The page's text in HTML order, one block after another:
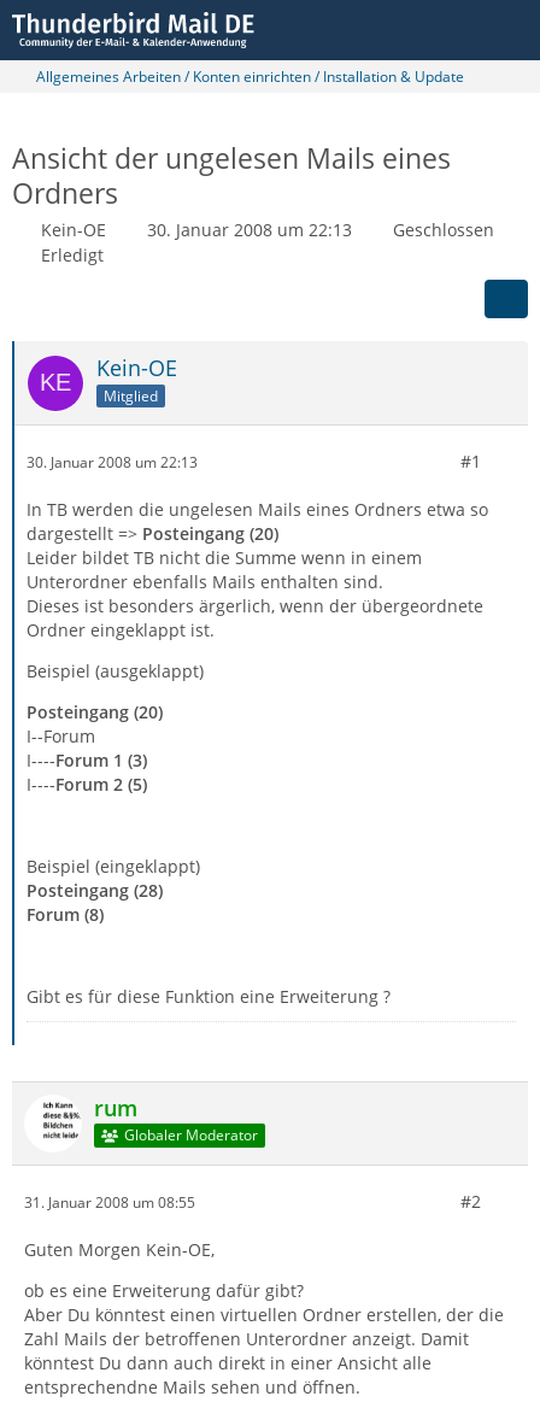
Allgemeines Arbeiten / Konten einrichten / Installation & Update
Ansicht der ungelesen Mails eines
Ordners
Kein-OE 30. Januar 2008 um 22:13
Geschlossen
Erledigt
Kein-OE
Mitglied
30. Januar 2008 um 22:13 #1
In TB werden die ungelesen Mails eines Ordners etwa so
dargestellt => Posteingang (20)
Leider bildet TB nicht die Summe wenn in einem
Unterordner ebenfalls Mails enthalten sind.
Dieses ist besonders ärgerlich, wenn der übergeordnete
Ordner eingeklappt ist.
Beispiel (ausgeklappt)
Posteingang (20)
I--Forum
I----Forum 1 (3)
I----Forum 2 (5)
Beispiel (eingeklappt)
Posteingang (28)
Forum (8)
Gibt es für diese Funktion eine Erweiterung ?
rum
Globaler Moderator
31. Januar 2008 um 08:55 #2
Guten Morgen Kein-OE,
ob es eine Erweiterung dafür gibt?
Aber Du könntest einen virtuellen Ordner erstellen, der die
Zahl Mails der betroffenen Unterordner anzeigt. Damit
könntest Du dann auch direkt in einer Ansicht alle
entsprechendne Mails sehen und öffnen.